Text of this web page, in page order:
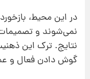
در این محیط،
نمی‌شوند و
نتایج. ترک این
گوش دادن فعال و